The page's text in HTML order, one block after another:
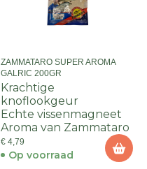
ZAMMATARO SUPER AROMA
GALRIC 200GR
Krachtige
knoflookgeur
Echte vissenmagneet
Aroma van Zammataro
€ 4,79
Op voorraad